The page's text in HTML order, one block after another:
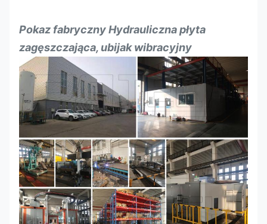
Pokaz fabrycznyHydrauliczna płyta
zagęszczająca, ubijak wibracyjny